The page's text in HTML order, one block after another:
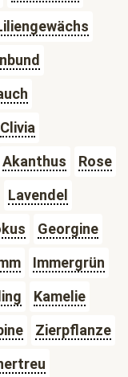
Clivia
Akanthus
Rose
Lavendel
Georgine
Immergrün
Kamelie
Zierpflanze